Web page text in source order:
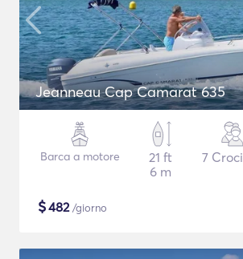
Jeanneau Cap Camarat 635
Barca a motore
21 ft
6 m
7
$482/giorno